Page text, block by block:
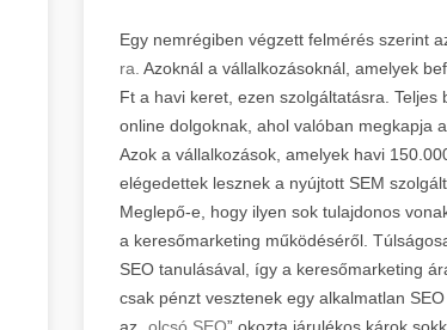
Egy nemrégiben végzett felmérés szerint
ra. Azoknál a vállalkozásoknál, amelyek
Ft a havi keret, ezen szolgáltatásra.
online dolgoknak, ahol valóban megkapja
Azok a vállalkozások, amelyek havi
elégedettek lesznek a nyújtott SEM
Meglepő-e, hogy ilyen sok tulajdonos
a keresőmarketing működéséről.
SEO tanulásával, így a keresőmarketing
csak pénzt vesztenek egy alkalmatlan
az „ olcsó SEO” okozta járulékos károk